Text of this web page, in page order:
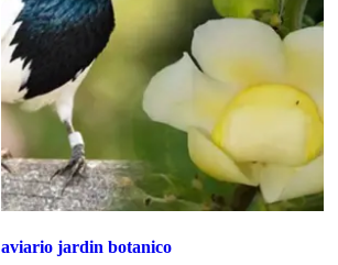
aviario jardin botanico